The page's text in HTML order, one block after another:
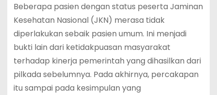
Beberapa pasien dengan status peserta Jaminan
Kesehatan Nasional (JKN) merasa tidak
diperlakukan sebaik pasien umum. Ini menjadi
bukti lain dari ketidakpuasan masyarakat
terhadap kinerja pemerintah yang dihasilkan dari
pilkada sebelumnya. Pada akhirnya, percakapan
itu sampai pada kesimpulan yang